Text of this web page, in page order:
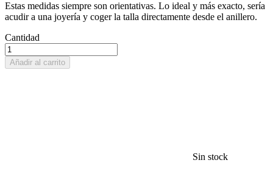
Estas medidas siempre son orientativas. Lo ideal y más exacto, sería
acudir a una joyería y coger la talla directamente desde el anillero.
Cantidad
Añadir al carrito
Sin stock